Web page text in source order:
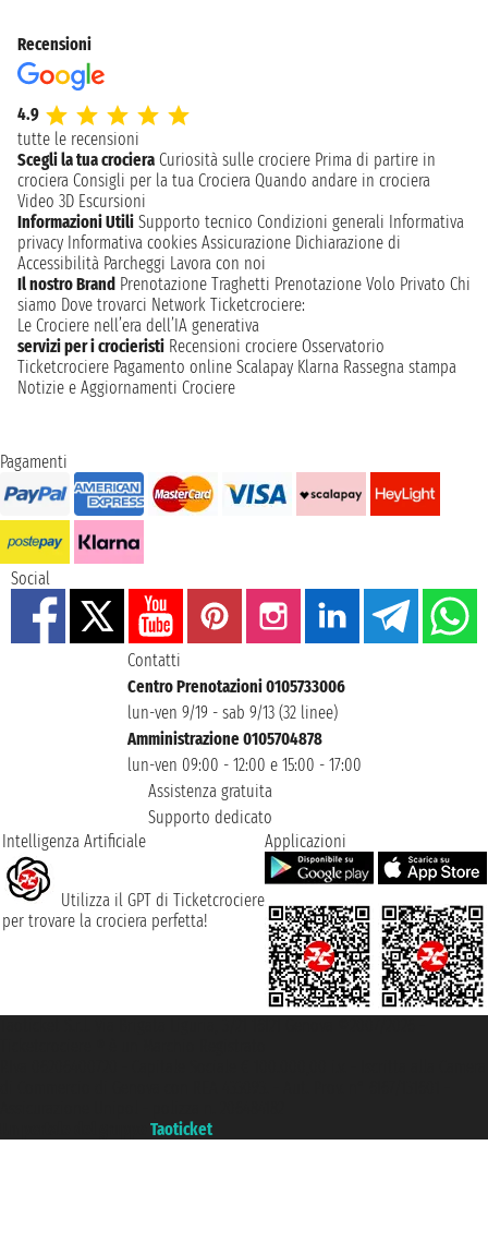
Recensioni
4.9
tutte le recensioni
Scegli la tua crociera Curiosità sulle crociere Prima di partire in
crociera Consigli per la tua Crociera Quando andare in crociera
Video 3D Escursioni
Informazioni Utili Supporto tecnico Condizioni generali Informativa
privacy Informativa cookies Assicurazione Dichiarazione di
Accessibilità Parcheggi Lavora con noi
Il nostro Brand Prenotazione Traghetti Prenotazione Volo Privato Chi
siamo Dove trovarci Network Ticketcrociere:
Le Crociere nell’era dell’IA generativa
servizi per i crocieristi Recensioni crociere Osservatorio
Ticketcrociere Pagamento online Scalapay Klarna Rassegna stampa
Notizie e Aggiornamenti Crociere
Pagamenti
Social
Contatti
Centro Prenotazioni 0105733006
lun-ven 9/19 - sab 9/13 (32 linee)
Amministrazione 0105704878
lun-ven 09:00 - 12:00 e 15:00 - 17:00
Assistenza gratuita
Supporto dedicato
Intelligenza Artificiale
Utilizza il GPT di Ticketcrociere
per trovare la crociera perfetta!
Applicazioni
Taoticket